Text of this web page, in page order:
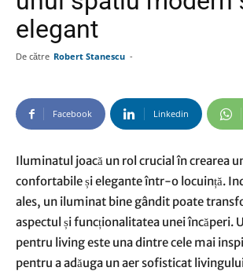
elegant
De către Robert Stanescu -
Facebook Linkedin
Iluminatul joacă un rol crucial în crearea
confortabile și elegante într-o locuință.
ales, un iluminat bine gândit poate
aspectul și funcționalitatea unei încăperi.
pentru living este una dintre cele mai
pentru a adăuga un aer sofisticat